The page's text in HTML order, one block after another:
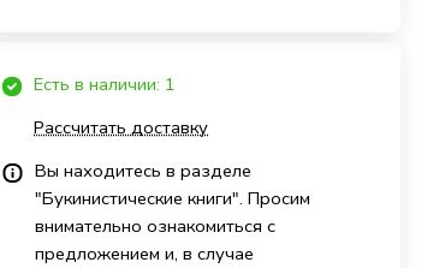
Есть в наличии: 1
Рассчитать доставку
Вы находитесь в разделе
"Букинистические книги". Просим
внимательно ознакомиться с
предложением и, в случае